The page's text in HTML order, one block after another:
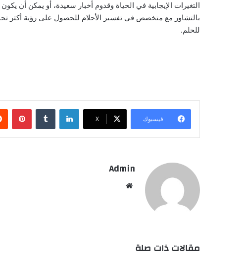
التغيرات الإيجابية في الحياة وقدوم أخبار سعيدة، أو يمكن أن
بالتشاور مع متخصص في تفسير الأحلام للحصول على رؤية أكثر
للحلم.
فيسبوك ‫X
لينكدإن
Admin
مقالات ذات صلة